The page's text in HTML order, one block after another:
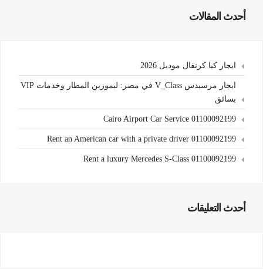
أحدث المقالات
ايجار كيا كرنفال موديل 2026
ايجار مرسيدس V_Class في مصر: ليموزين المطار وخدمات VIP
بسائق
Cairo Airport Car Service 01100092199
Rent an American car with a private driver 01100092199
Rent a luxury Mercedes S-Class 01100092199
أحدث التعليقات